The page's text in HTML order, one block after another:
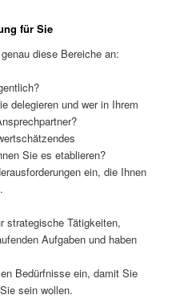
für Sie
diese Bereiche an:
delegieren und wer in Ihrem
Sie es etablieren?
ein, die Ihnen
strategische Tätigkeiten,
Aufgaben und haben
Bedürfnisse ein, damit Sie
sein wollen.